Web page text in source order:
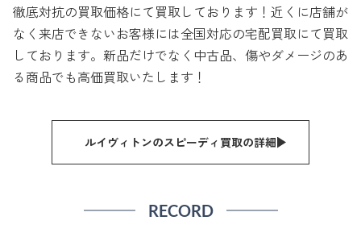
徹底対抗の買取価格にて買取しております！近くに店舗が
なく来店できないお客様には全国対応の宅配買取にて買取
しております。新品だけでなく中古品、傷やダメージのあ
る商品でも高価買取いたします！
ルイヴィトンのスピーディ買取の詳細
RECORD